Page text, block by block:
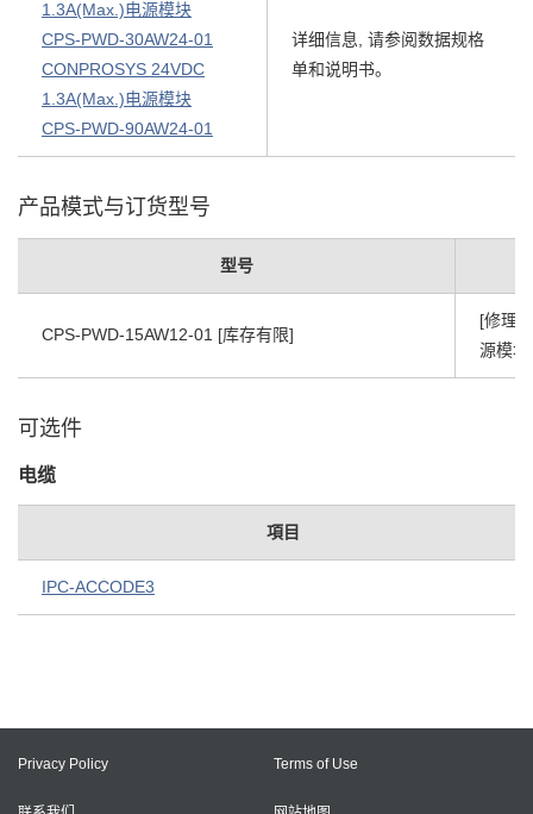
1.3A(Max.)电源模块
CPS-PWD-30AW24-01
CONPROSYS 24VDC
1.3A(Max.)电源模块
CPS-PWD-90AW24-01
详细信息, 请参阅数据规格
单和说明书。
产品模式与订货型号
型号
CPS-PWD-15AW12-01 [库存有限]
[修理
源模块
可选件
电缆
項目
IPC-ACCODE3
Privacy Policy Terms of Use